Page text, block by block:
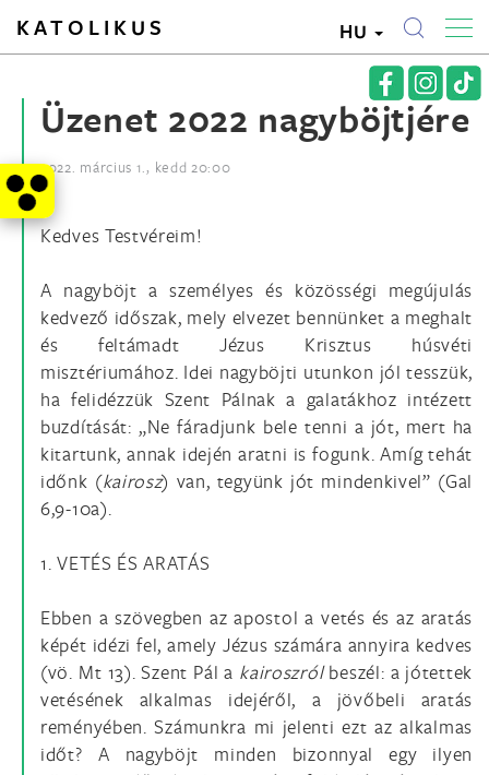
KATOLIKUS HU
Üzenet 2022 nagyböjtjére
2022. március 1., kedd 20:00
Kedves Testvéreim!
A nagyböjt a személyes és közösségi megújulás
kedvező időszak, mely elvezet bennünket a meghalt
és feltámadt Jézus Krisztus húsvéti
misztériumához. Idei nagyböjti utunkon jól tesszük,
ha felidézzük Szent Pálnak a galatákhoz intézett
buzdítását: „Ne fáradjunk bele tenni a jót, mert ha
kitartunk, annak idején aratni is fogunk. Amíg tehát
időnk (kairosz) van, tegyünk jót mindenkivel” (Gal
6,9-10a).
1. VETÉS ÉS ARATÁS
Ebben a szövegben az apostol a vetés és az aratás
képét idézi fel, amely Jézus számára annyira kedves
(vö. Mt 13). Szent Pál a kairoszrólbeszél: a jótettek
vetésének alkalmas idejéről, a jövőbeli aratás
reményében. Számunkra mi jelenti ezt az alkalmas
időt? A nagyböjt minden bizonnyal egy ilyen